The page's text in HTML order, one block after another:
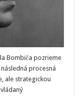
Bombiča pozrieme
procesná
ale strategickou